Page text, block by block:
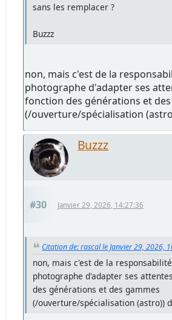
sans les remplacer ?
Buzzz
non, mais c'est de la
photographe d'adapter ses
fonction des générations et
(/ouverture/spécialisation
Buzzz
#30 Janvier 29, 2026, 14:27:36
Citation de: rascal le Janvier 29, 2026,
non, mais c'est de la
photographe d'adapter ses
des générations et des gammes
(/ouverture/spécialisation (astro))